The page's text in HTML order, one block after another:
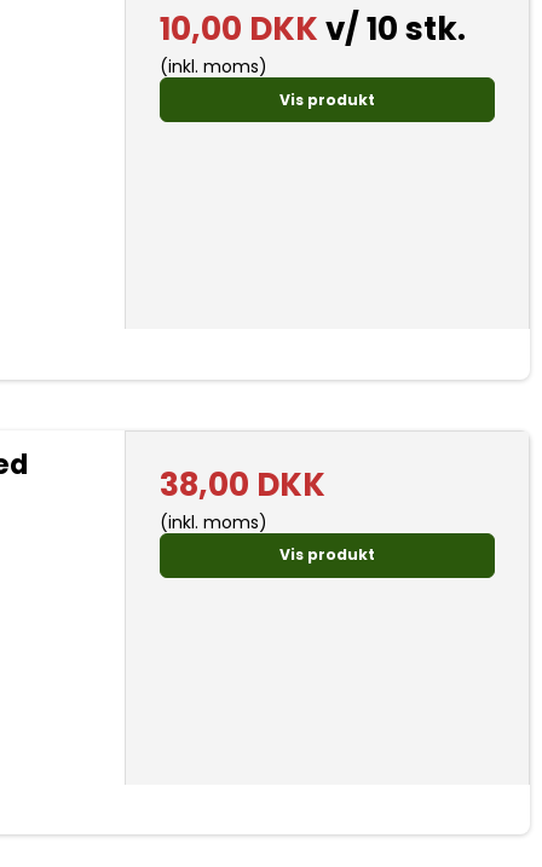
10,00 DKKv/ 10 stk.
(inkl. moms)
Vis produkt
38,00 DKK
(inkl. moms)
Vis produkt